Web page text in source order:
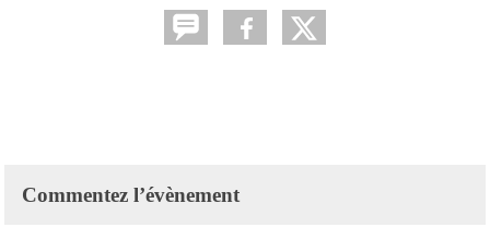
Commentez l’évènement